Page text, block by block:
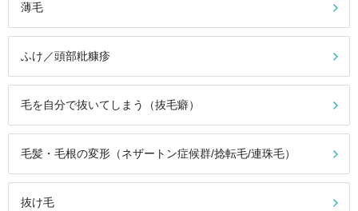
薄毛
ふけ／頭部粃糠疹
毛を自分で抜いてしまう（抜毛癖）
毛髪・毛根の変形（ネザートン症候群/捻転毛/連珠毛）
抜け毛